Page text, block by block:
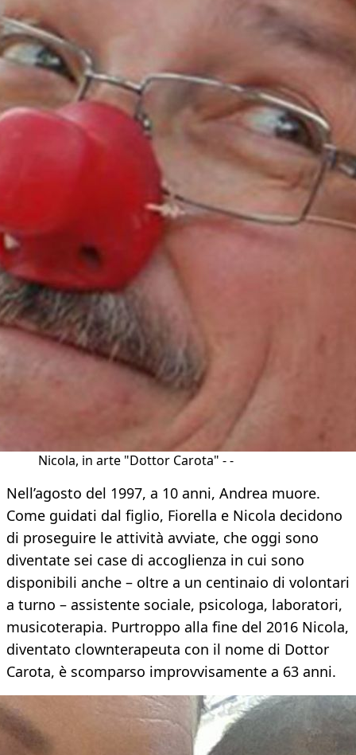
Nicola, in arte "Dottor Carota" - -
Nell’agosto del 1997, a 10 anni, Andrea muore.
Come guidati dal figlio, Fiorella e Nicola decidono
di proseguire le attività avviate, che oggi sono
diventate sei case di accoglienza in cui sono
disponibili anche – oltre a un centinaio di volontari
a turno – assistente sociale, psicologa, laboratori,
musicoterapia. Purtroppo alla fine del 2016 Nicola,
diventato clownterapeuta con il nome di Dottor
Carota, è scomparso improvvisamente a 63 anni.